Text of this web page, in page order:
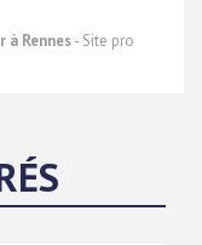
à Rennes- Site pro